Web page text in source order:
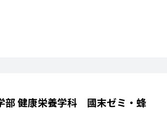
健康栄養学科 國末ゼミ・蜂